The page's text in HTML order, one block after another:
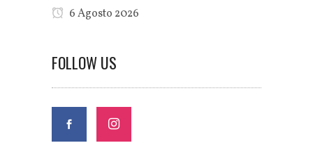
6 Agosto 2026
FOLLOW US